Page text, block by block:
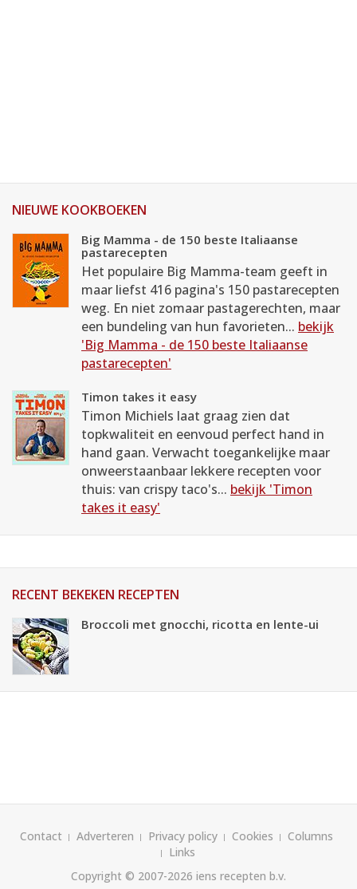
NIEUWE KOOKBOEKEN
Big Mamma - de 150 beste Italiaanse
pastarecepten
Het populaire Big Mamma-team geeft in
maar liefst 416 pagina's 150 pastarecepten
weg. En niet zomaar pastagerechten, maar
een bundeling van hun favorieten... bekijk
'Big Mamma - de 150 beste Italiaanse
pastarecepten'
Timon takes it easy
Timon Michiels laat graag zien dat
topkwaliteit en eenvoud perfect hand in
hand gaan. Verwacht toegankelijke maar
onweerstaanbaar lekkere recepten voor
thuis: van crispy taco's... bekijk 'Timon
takes it easy'
RECENT BEKEKEN RECEPTEN
Broccoli met gnocchi, ricotta en lente-ui
Contact Adverteren Privacy policy Cookies
Columns
Links
Copyright © 2007-2026 iens recepten b.v.